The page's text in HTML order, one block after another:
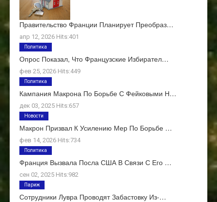
Правительство Франции Планирует Преобраз…
апр 12, 2026 Hits:401
Опрос Показал, Что Французские Избирател…
фев 25, 2026 Hits:449
Политика
Кампания Макрона По Борьбе С Фейковыми Н…
дек 03, 2025 Hits:657
Политика
Макрон Призвал К Усилению Мер По Борьбе …
фев 14, 2026 Hits:734
Новости
Франция Вызвала Посла США В Связи С Его …
сен 02, 2025 Hits:982
Политика
Сотрудники Лувра Проводят Забастовку Из-…
Париж